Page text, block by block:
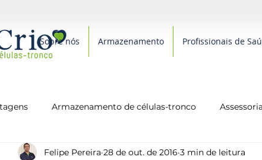
Sobre nós Armazenamento Profissionais de
Armazenamento de células-tronco Assessoria
Novidades Parcerias Editoriais Qualidade
Felipe Pereira 28 de out. de 2016 3 min de leitura